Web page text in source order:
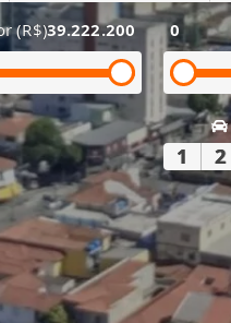
(R$)39.222.200 0
1 2